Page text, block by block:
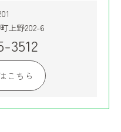
上野202-6
3512
こちら